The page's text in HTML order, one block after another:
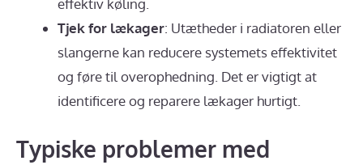
Tjek for lækager: Utætheder i radiatoren eller
slangerne kan reducere systemets effektivitet
og føre til overophedning. Det er vigtigt at
identificere og reparere lækager hurtigt.
Typiske problemer med